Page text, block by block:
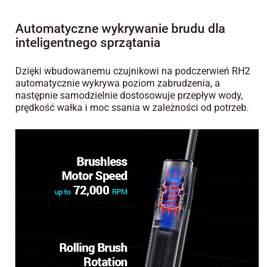
Automatyczne wykrywanie brudu dla
inteligentnego sprzątania
Dzięki wbudowanemu czujnikowi na podczerwień RH2
automatycznie wykrywa poziom zabrudzenia, a
następnie samodzielnie dostosowuje przepływ wody,
prędkość wałka i moc ssania w zależności od potrzeb.